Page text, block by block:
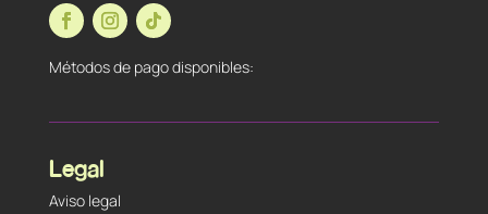
Métodos de pago disponibles:
Legal
Aviso legal